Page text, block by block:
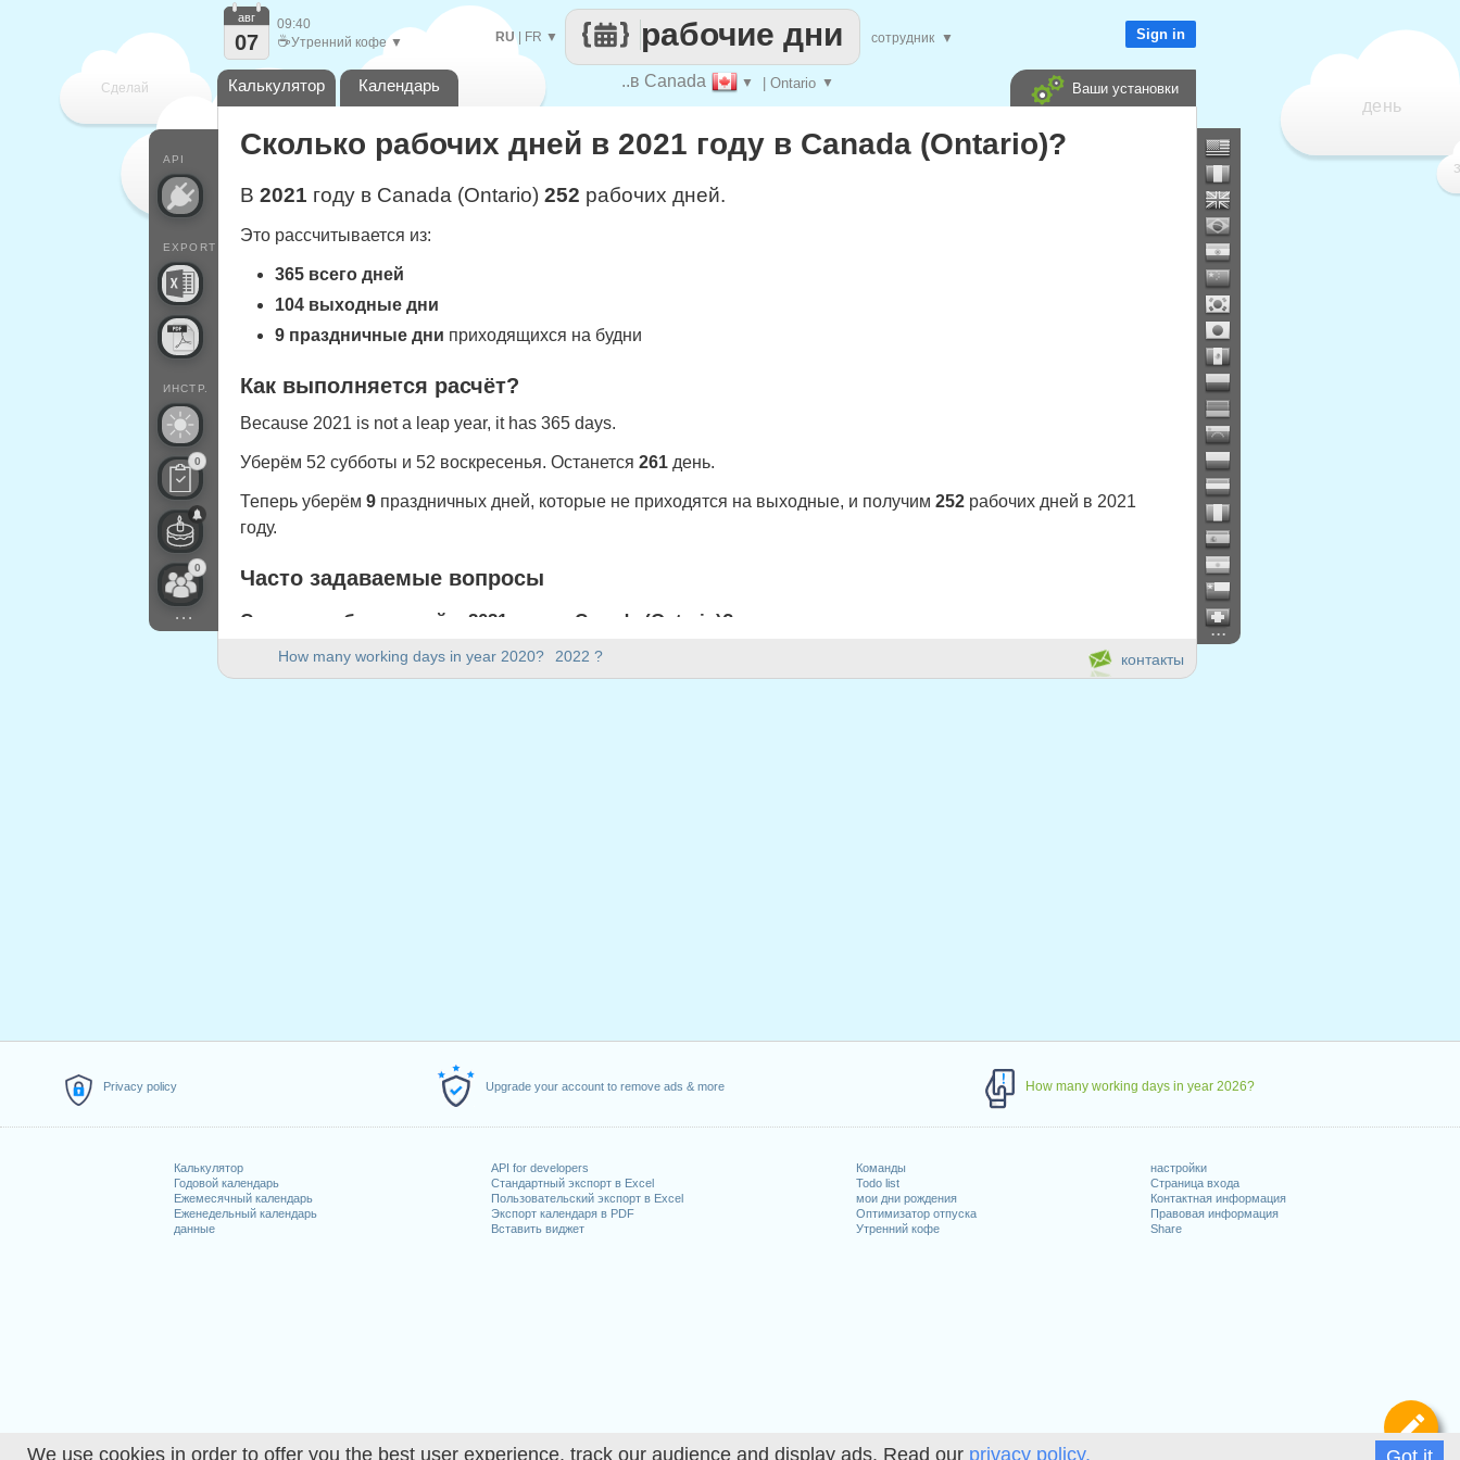
We use cookies in order to offer you the best user experience, track our audience and display ads. Read our privacy policy.
Privacy policy Upgrade your account to remove ads & more How many working days in year 2026?
Калькулятор
Годовой календарь
Ежемесячный календарь
Еженедельный календарь
данные
API for developers
Стандартный экспорт в Excel
Пользовательский экспорт в Excel
Экспорт календаря в PDF
Вставить виджет
Команды
Todo list
мои дни рождения
Оптимизатор отпуска
Утренний кофе
настройки
Страница входа
Контактная информация
Правовая информация
Share
Сделай
каждый
день
..в Canada ▼ | Ontario ▼
рабочие дни
RU| FR ▼ сотрудник ▼
API
EXPORT
ИНСТР.
0
0
...
авг
07
09:40
☕Утренний кофе ▼ Sign in
Калькулятор Календарь Ваши установки
How many working days in year 2020? 2022 ?
...
контакты
Сколько рабочих дней в 2021 году в Canada (Ontario)?
В 2021 году в Canada (Ontario) 252 рабочих дней.
Это рассчитывается из:
365 всего дней
104 выходные дни
9 праздничные дни приходящихся на будни
Как выполняется расчёт?
Because 2021 is not a leap year, it has 365 days.
Уберём 52 субботы и 52 воскресенья. Останется 261 день.
Теперь уберём 9 праздничных дней, которые не приходятся на выходные, и получим 252 рабочих дней в 2021
году.
Часто задаваемые вопросы
Сколько рабочих дней в 2021 году в Canada (Ontario)?
В 2021 году в Canada (Ontario) 252 рабочих дней.
4.Victoria Day: понедельник, 24 май, 2021
: четверг, 1 июль, 2021
: понедельник, 6 сентябрь, 2021
: понедельник, 11 октябрь, 2021
8.Christmas (observance): понедельник, 27 декабрь, 2021
Праздничные дни, приходящиеся на выходные
1. Christmas : суббота, 25 декабрь, 2021